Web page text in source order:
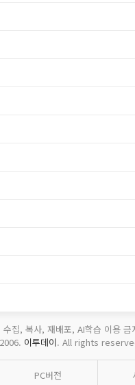
수집, 복사, 재배포, AI학습 이용 금
이투데이. All rights
PC버전